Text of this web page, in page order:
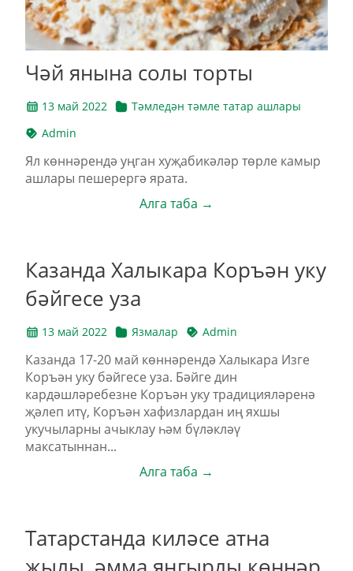
Чәй янына солы торты
13 май 2022
Тәмледән тәмле татар ашлары
Admin
Ял көннәрендә уңган хуҗабикәләр төрле камыр
ашлары пешерергә ярата.
Алга таба →
Казанда Халыкара Коръән уку
бәйгесе уза
13 май 2022 Язмалар Admin
Казанда 17-20 май көннәрендә Халыкара Изге
Коръән уку бәйгесе уза. Бәйге дин
кардәшләребезне Коръән уку традицияләренә
җәлеп итү, Коръән хафизлардан иң яхшы
укучыларны ачыклау һәм бүләкләү
максатыннан...
Алга таба →
Татарстанда киләсе атна